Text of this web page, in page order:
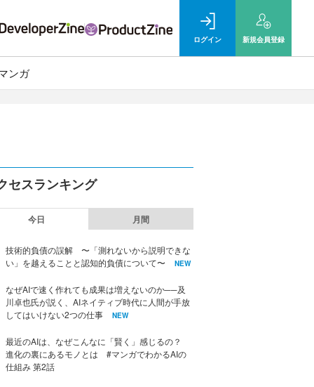
ログイン 新規会員登録
ンガ
セスランキング
今日 月間
技術的負債の誤解 〜「測れないから説明できな
い」を越えることと認知的負債について〜
NEW
なぜAIで速く作れても成果は増えないのか──及
川卓也氏が説く、AIネイティブ時代に人間が手放
してはいけない2つの仕事
NEW
最近のAIは、なぜこんなに「賢く」感じるの？
進化の裏にあるモノとは #マンガでわかるAIの
仕組み 第2話